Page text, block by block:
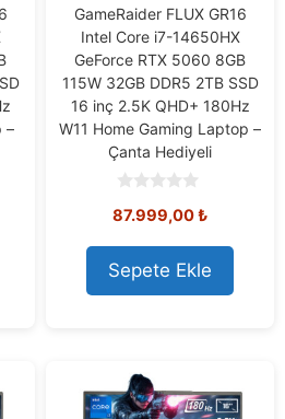
–
GameRaider FLUX GR16
Intel Core i7-14650HX
GeForce RTX 5060 8GB
115W 32GB DDR5 2TB SSD
16 inç 2.5K QHD+ 180Hz
W11 Home Gaming Laptop –
Çanta Hediyeli
o
t
o
f
5
87.999,00₺
Sepete Ekle